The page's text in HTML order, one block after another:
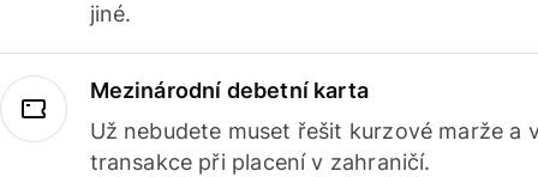
jiné.
Mezinárodní debetní karta
Už nebudete muset řešit kurzové marže a
transakce při placení v zahraničí.